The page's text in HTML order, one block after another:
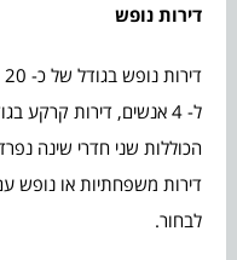
דירות נופש
לבחור.